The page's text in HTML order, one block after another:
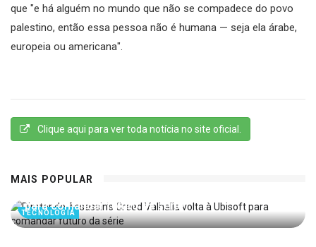
que "e há alguém no mundo que não se compadece do povo
palestino, então essa pessoa não é humana — seja ela árabe,
europeia ou americana".
Clique aqui para ver toda notícia no site oficial.
MAIS POPULAR
TECNOLOGIA
para comandar futuro da série